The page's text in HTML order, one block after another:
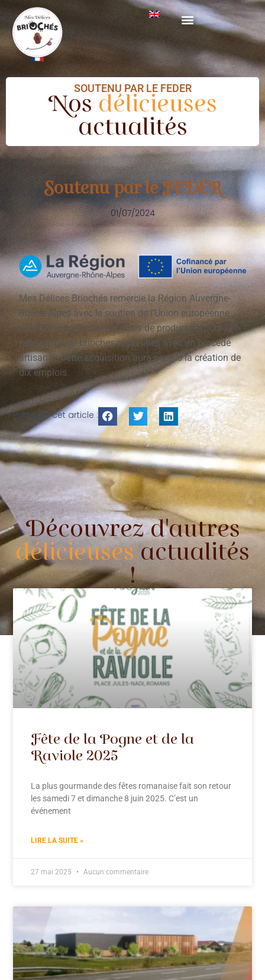
SOUTENU PAR LE FEDER
Nos délicieuses
actualités
Soutenu par le FEDER
01/07/2024
Mes Délices Briochés remercie la Région Auvergne-
Rhône-Alpes avec le soutien de l’Union européenne
pour son financement d’outils de production pour la
fabrication de brioches régionales avec un procédé
artisanal. Cette acquisition aura permis la création de
dix emplois.
Partager cet article :
Découvrez d'autres
délicieuses actualités
!
Fête de la Pogne et de la
Raviole 2025
La plus gourmande des fêtes romanaise fait son retour
les samedi 7 et dimanche 8 juin 2025. C’est un
événement
LIRE LA SUITE »
27 mai 2025 Aucun commentaire